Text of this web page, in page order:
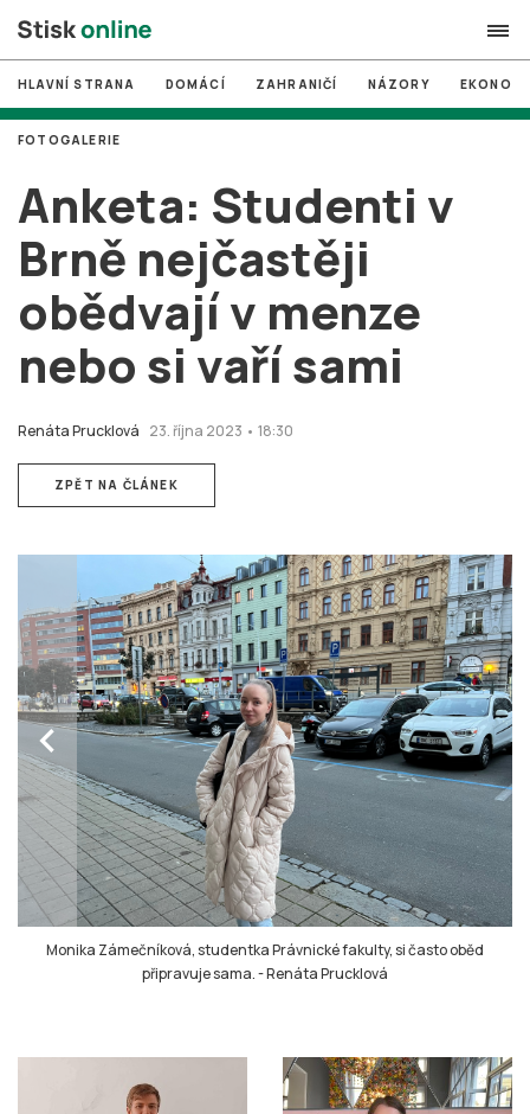
search
# MUNI
# Brno
# volby
login PŘIHLÁSIT SE
Zapomněli jste heslo?
HLAVNÍ STRANA DOMÁCÍ ZAHRANIČÍ NÁZORY
Anketa: Studenti v
Brně nejčastěji
obědvají v menze
nebo si vaří sami
Renáta Prucklová 23. října 2023 • 18:30
FOTOGALERIE
ZPĚT NA ČLÁNEK
chevron_left
Monika Zámečníková, studentka Právnické fakulty, si často oběd
připravuje sama.-Renáta Prucklová